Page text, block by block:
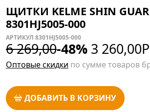
ЩИТКИ KELME SHIN
8301HJ5005-000
АРТИКУЛ 8301HJ5005-000
6 269,00-48% 3 260,00Р
Оптовые скидки по сумме товаров
ДОБАВИТЬ В КОРЗИНУ